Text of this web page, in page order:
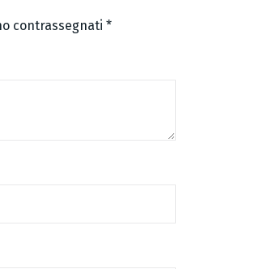
contrassegnati *